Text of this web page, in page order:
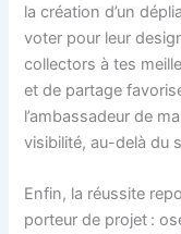
la création d’un
voter pour leur
collectors à tes
et de partage
l’ambassadeur de
visibilité, au-delà du
Enfin, la réussite
porteur de projet :